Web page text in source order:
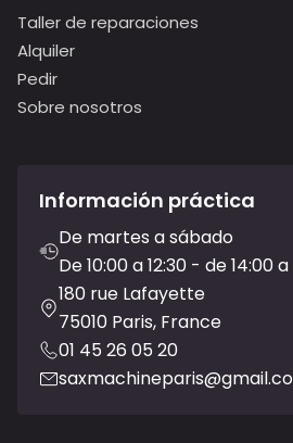
Taller de reparaciones
Alquiler
Pedir
Sobre nosotros
Información práctica
De martes a sábado
De 10:00 a 12:30 - de 14:00 a
180 rue Lafayette
75010 Paris, France
01 45 26 05 20